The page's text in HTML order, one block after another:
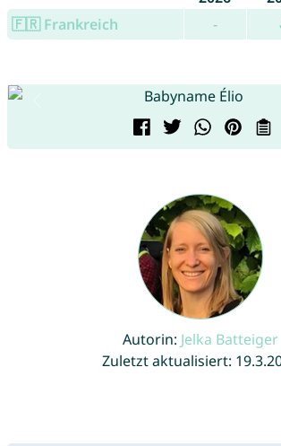
🇫🇷 Frankreich
-
Autorin: Jelka Batteiger
Zuletzt aktualisiert: